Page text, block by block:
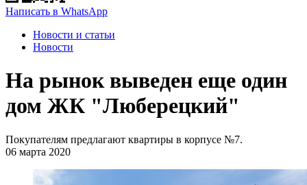
Написать в WhatsApp
Новости и статьи
Новости
На рынок выведен еще один
дом ЖК "Люберецкий"
Покупателям предлагают квартиры в корпусе №7.
06 марта 2020